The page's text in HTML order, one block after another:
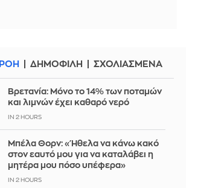
ΡΟΗ ΔΗΜΟΦΙΛΗ ΣΧΟΛΙΑΣΜΕΝΑ
Βρετανία: Μόνο το 14% των ποταμών
και λιμνών έχει καθαρό νερό
IN 2 HOURS
Μπέλα Θορν: «Ήθελα να κάνω κακό
στον εαυτό μου για να καταλάβει η
μητέρα μου πόσο υπέφερα»
IN 2 HOURS